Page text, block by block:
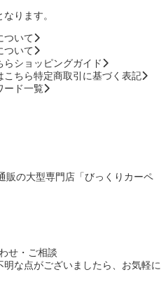
ります。
ついて
ついて
ショッピングガイド
特定商取引に基づく表記
ード一覧
販の大型専門店「びっくりカーペ
な点がございましたら、お気軽に